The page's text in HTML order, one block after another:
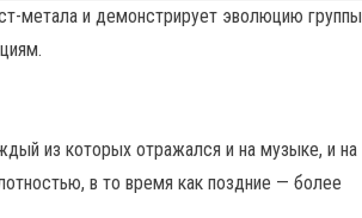
метала и демонстрирует эволюцию группы
из которых отражался и на музыке, и на
в то время как поздние — более